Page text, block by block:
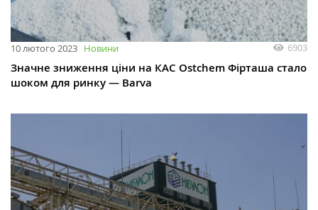
10 лютого 2023 Новини 6903
Значне зниження ціни на КАС Ostchem Фірташа стало
шоком для ринку — Barva